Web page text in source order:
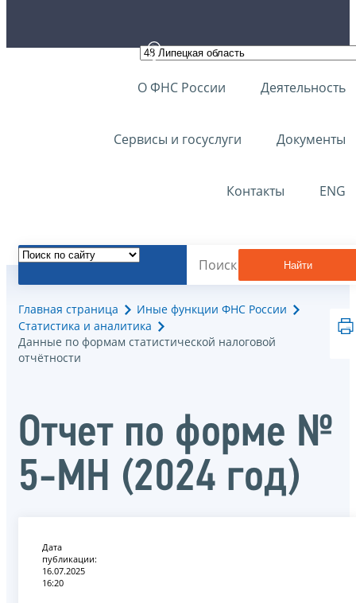
О ФНС России Деятельность
Сервисы и госуслуги Документы
Контакты ENG
Найти
Главная страница
Иные функции ФНС России
Статистика и аналитика
Данные по формам статистической налоговой
отчётности
Отчет по форме №
5-МН (2024 год)
Дата
публикации:
16.07.2025
16:20